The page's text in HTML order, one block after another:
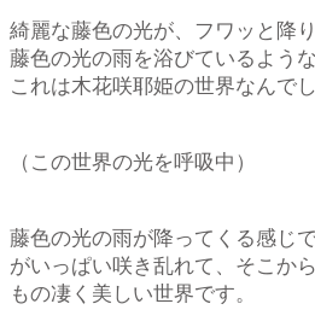
綺麗な藤色の光が、フワッと降
藤色の光の雨を浴びているよう
これは木花咲耶姫の世界なんでし
（この世界の光を呼吸中）
藤色の光の雨が降ってくる感じ
がいっぱい咲き乱れて、そこか
もの凄く美しい世界です。